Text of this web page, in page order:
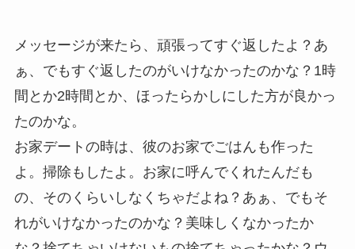
メッセージが来たら、頑張ってすぐ返したよ？あ
ぁ、でもすぐ返したのがいけなかったのかな？1時
間とか2時間とか、ほったらかしにした方が良かっ
たのかな。
お家デートの時は、彼のお家でごはんも作った
よ。掃除もしたよ。お家に呼んでくれたんだも
の、そのくらいしなくちゃだよね？あぁ、でもそ
れがいけなかったのかな？美味しくなかったか